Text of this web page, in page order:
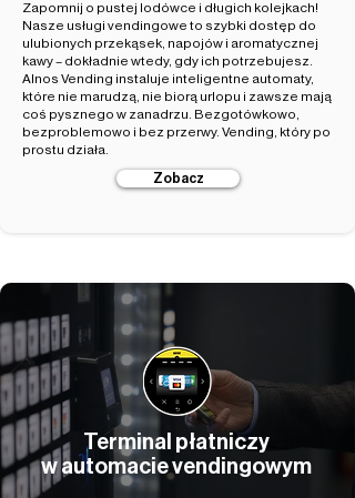
Zapomnij o pustej lodówce i długich kolejkach!
Nasze usługi vendingowe to szybki dostęp do
ulubionych przekąsek, napojów i aromatycznej
kawy – dokładnie wtedy, gdy ich potrzebujesz.
Alnos Vending instaluje inteligentne automaty,
które nie marudzą, nie biorą urlopu i zawsze mają
coś pysznego w zanadrzu. Bezgotówkowo,
bezproblemowo i bez przerwy. Vending, który po
prostu działa.
Zobacz
Terminal płatniczy
w automacie vendingowym